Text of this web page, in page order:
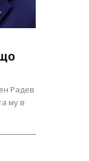
Радев
му в